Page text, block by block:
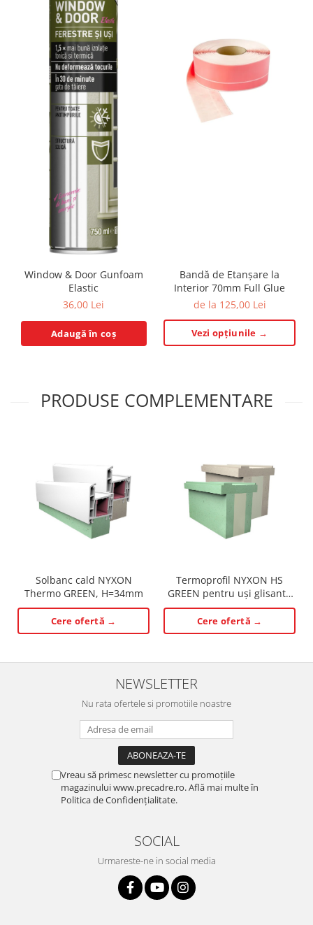
Window & Door Gunfoam
Elastic
36,00 Lei
Adaugă în coș
Bandă de Etanșare la
Interior 70mm Full Glue
de la 125,00 Lei
Vezi opțiunile →
PRODUSE COMPLEMENTARE
Solbanc cald NYXON
Thermo GREEN, H=34mm
Cere ofertă →
Termoprofil NYXON HS
GREEN pentru uși glisante
HS
Cere ofertă →
NEWSLETTER
Nu rata ofertele si promotiile noastre
Vreau să primesc newsletter cu promoțiile
magazinului www.precadre.ro. Află mai multe în
Politica de Confidențialitate.
SOCIAL
Urmareste-ne in social media